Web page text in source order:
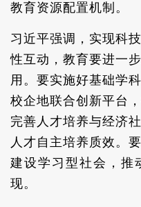
教育资源配置机制。
习近平强调，实现科
性互动，教育要进一
用。要实施好基础学
校企地联合创新平台
完善人才培养与经济
人才自主培养质效。
建设学习型社会，推
现。